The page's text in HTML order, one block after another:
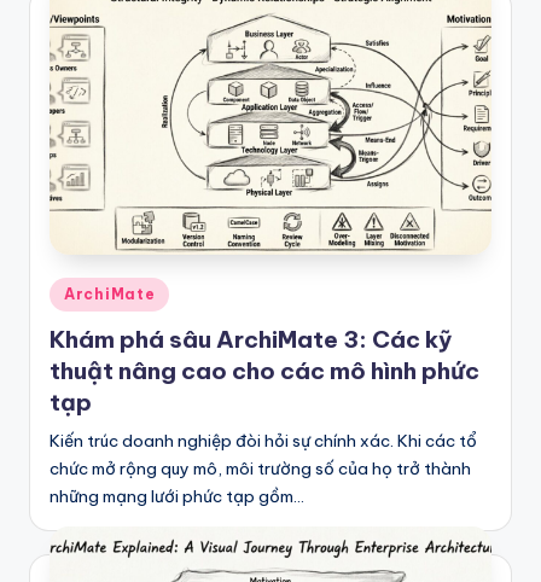
Posted
in
ArchiMate
Khám phá sâu ArchiMate 3: Các kỹ
thuật nâng cao cho các mô hình phức
tạp
Kiến trúc doanh nghiệp đòi hỏi sự chính xác. Khi các tổ
chức mở rộng quy mô, môi trường số của họ trở thành
những mạng lưới phức tạp gồm…